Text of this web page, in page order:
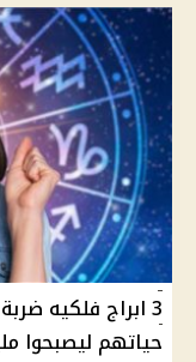
3 ابراج فلكيه
حياتهم ليصبحوا